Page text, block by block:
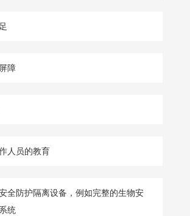
障
人员的教育
全防护隔离设备，例如完整的生物安
统